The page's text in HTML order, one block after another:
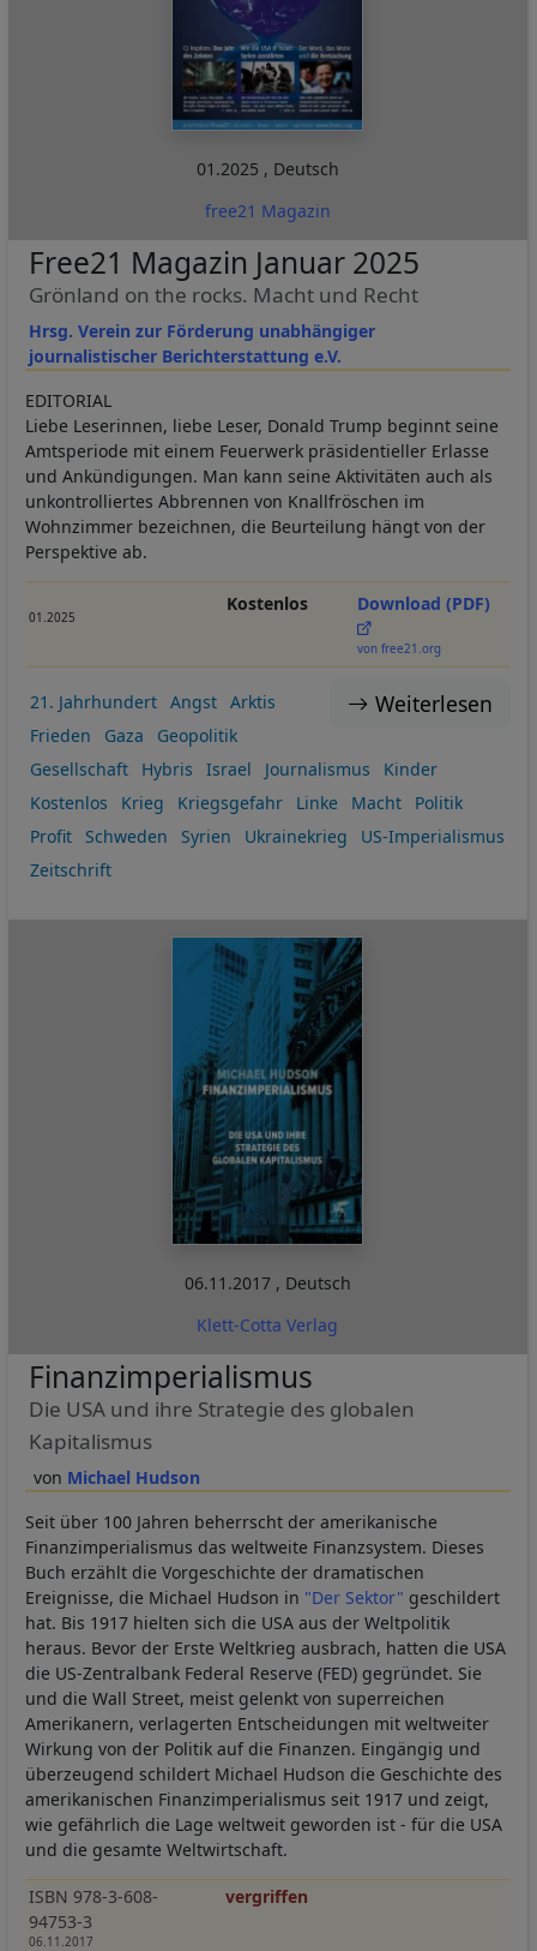
01.2025 , Deutsch
free21 Magazin
Hrsg. Verein zur Förderung unabhängiger
journalistischer Berichterstattung e.V.
Free21 Magazin Januar 2025
Grönland on the rocks. Macht und Recht
EDITORIAL
Liebe Leserinnen, liebe Leser, Donald Trump beginnt seine
Amtsperiode mit einem Feuerwerk präsidentieller Erlasse
und Ankündigungen. Man kann seine Aktivitäten auch als
unkontrolliertes Abbrennen von Knallfröschen im
Wohnzimmer bezeichnen, die Beurteilung hängt von der
Perspektive ab.
01.2025
Kostenlos Download (PDF)
von free21.org
Weiterlesen
21. Jahrhundert Angst
Arktis
Frieden
Gaza
Geopolitik
Gesellschaft
Hybris Israel Journalismus
Kinder
Kostenlos
Krieg Kriegsgefahr Linke Macht
Politik
Profit
Schweden Syrien Ukrainekrieg
US-Imperialismus
Zeitschrift
06.11.2017 , Deutsch
Klett-Cotta Verlag
Michael Hudson
Finanzimperialismus
Die USA und ihre Strategie des globalen
Kapitalismus
Seit über 100 Jahren beherrscht der amerikanische
Finanzimperialismus das weltweite Finanzsystem. Dieses
Buch erzählt die Vorgeschichte der dramatischen
Ereignisse, die Michael Hudson in "Der Sektor" geschildert
hat. Bis 1917 hielten sich die USA aus der Weltpolitik
heraus. Bevor der Erste Weltkrieg ausbrach, hatten die USA
die US-Zentralbank Federal Reserve (FED) gegründet. Sie
und die Wall Street, meist gelenkt von superreichen
Amerikanern, verlagerten Entscheidungen mit weltweiter
Wirkung von der Politik auf die Finanzen. Eingängig und
überzeugend schildert Michael Hudson die Geschichte des
amerikanischen Finanzimperialismus seit 1917 und zeigt,
wie gefährlich die Lage weltweit geworden ist - für die USA
und die gesamte Weltwirtschaft.
ISBN 978-3-608-
94753-3
06.11.2017
vergriffen